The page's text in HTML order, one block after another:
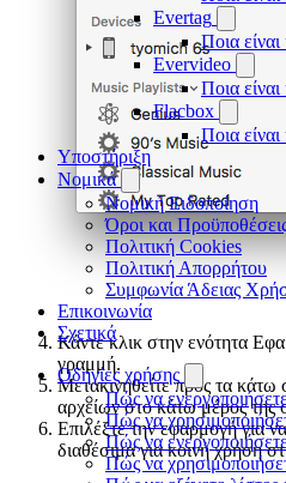
Evertag
Ποια
Evervideo
Ποια
Flacbox
Ποια
Υποστήριξη
Νομικά
Νομική Ειδοποίηση
Όροι και
Πολιτική Cookies
Πολιτική Απορρήτου
Συμφωνία Άδειας
Επικοινωνία
Σχετικά
Οδηγίες χρήσης
Πώς να
Πώς να
Πώς να
Πώς να
Κάντε κλικ στην ενότητα
γραμμή.
Μετακινηθείτε προς τα
αρχείων στο κάτω μέρος της
Επιλέξτε την εφαρμογή για να
διαθέσιμα για κοινή χρήση